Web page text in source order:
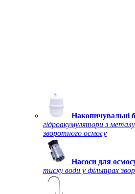
Накопичувальні
гідроакумулятори з
зворотного осмосу
Насоси для
тиску води у фільтрах